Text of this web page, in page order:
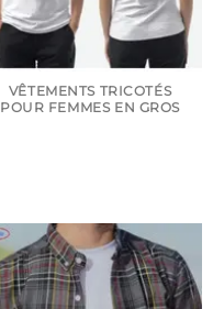
VÊTEMENTS TRICOTÉS
POUR FEMMES EN GROS